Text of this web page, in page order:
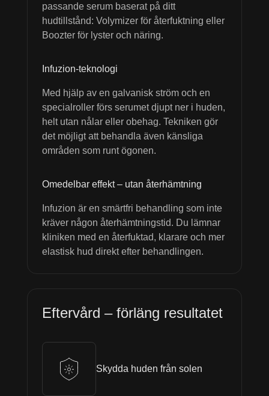
passande serum baserat på ditt
hudtillstånd: Volymizer för återfuktning eller
Boozter för lyster och näring.
Infuzion-teknologi
Med hjälp av en galvanisk ström och en
specialroller förs serumet djupt ner i huden,
helt utan nålar eller obehag. Tekniken gör
det möjligt att behandla även känsliga
områden som runt ögonen.
Omedelbar effekt – utan återhämtning
Infuzion är en smärtfri behandling som inte
kräver någon återhämtningstid. Du lämnar
kliniken med en återfuktad, klarare och mer
elastisk hud direkt efter behandlingen.
Eftervård – förläng resultatet
Skydda huden från solen